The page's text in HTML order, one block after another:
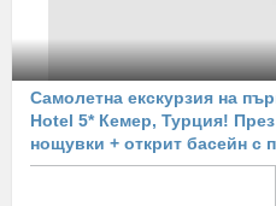
Самолетна екскурзия на
Hotel 5* Кемер, Турция!
нощувки + открит басейн с